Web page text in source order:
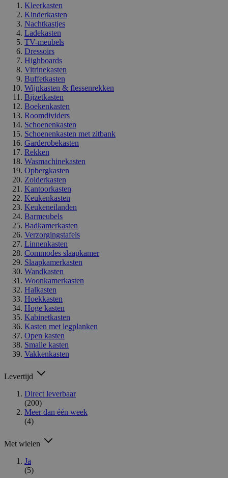
Kleerkasten
Kinderkasten
Nachtkastjes
Ladekasten
TV-meubels
Dressoirs
Highboards
Vitrinekasten
Buffetkasten
Wijnkasten & flessenrekken
Bijzetkasten
Boekenkasten
Roomdividers
Schoenenkasten
Schoenenkasten met zitbank
Garderobekasten
Rekken
Wasmachinekasten
Opbergkasten
Zolderkasten
Kantoorkasten
Keukenkasten
Keukeneilanden
Barmeubels
Badkamerkasten
Verzorgingstafels
Linnenkasten
Commodes slaapkamer
Slaapkamerkasten
Wandkasten
Woonkamerkasten
Halkasten
Hoekkasten
Hoge kasten
Kabinetkasten
Kasten met legplanken
Open kasten
Smalle kasten
Vakkenkasten
Levertijd
Direct leverbaar
(200)
Meer dan één week
(4)
Met wielen
Ja
(5)